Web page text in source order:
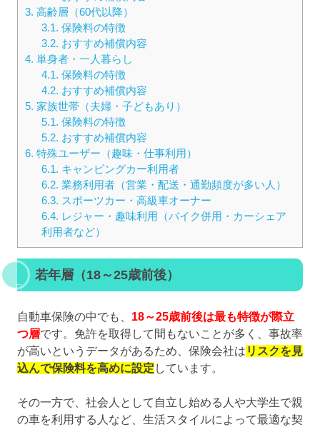
3. 高齢層（60代以降）
3.1. 保険料の特徴
3.2. おすすめ補償内容
4. 単身者・一人暮らし
4.1. 保険料の特徴
4.2. おすすめ補償内容
5. 家族世帯（夫婦・子どもあり）
5.1. 保険料の特徴
5.2. おすすめ補償内容
6. 特殊ユーザー（趣味・仕事利用）
6.1. キャンピングカー利用者
6.2. 業務利用者（営業・配送・通勤頻度が多い人）
6.3. スポーツカー・高級車オーナー
6.4. レジャー・趣味利用（バイク併用・カーシェア
利用者など）
若年層（18～25歳前後）
自動車保険の中でも、 18～25歳前後は最も特徴が際立
つ層です。免許を取得して間もないことが多く、事故率
が高いというデータがあるため、保険会社は リスクを見
込んで保険料を高めに設定 しています。
その一方で、社会人として自立し始める人や大学生で親
の車を利用する人など、生活スタイルによって最適な契